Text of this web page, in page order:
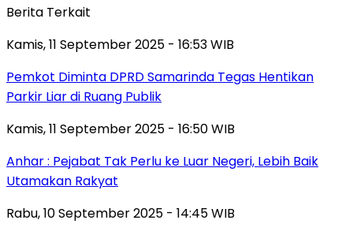
Berita Terkait
Kamis, 11 September 2025 - 16:53 WIB
Pemkot Diminta DPRD Samarinda Tegas Hentikan
Parkir Liar di Ruang Publik
Kamis, 11 September 2025 - 16:50 WIB
Anhar : Pejabat Tak Perlu ke Luar Negeri, Lebih Baik
Utamakan Rakyat
Rabu, 10 September 2025 - 14:45 WIB